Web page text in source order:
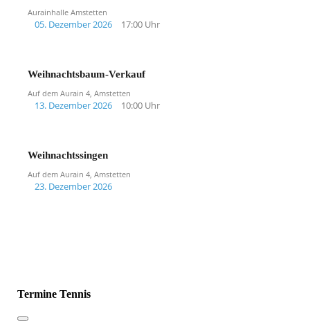
Aurainhalle Amstetten
05. Dezember 2026 17:00 Uhr
Weihnachtsbaum-Verkauf
Auf dem Aurain 4, Amstetten
13. Dezember 2026 10:00 Uhr
Weihnachtssingen
Auf dem Aurain 4, Amstetten
23. Dezember 2026
Termine Tennis